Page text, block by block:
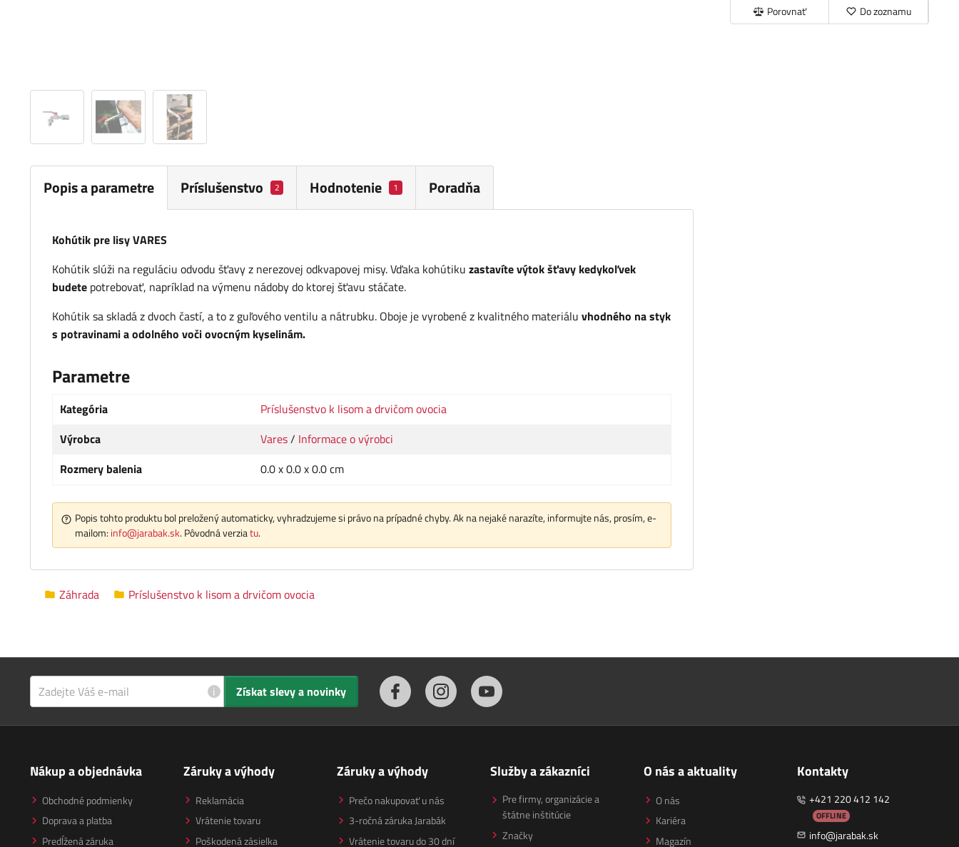
Porovnať Do zoznamu
Popis a parametre Príslušenstvo 2 Hodnotenie 1 Poradňa
Kohútik pre lisy VARES
Kohútik slúži na reguláciu odvodu šťavy z nerezovej odkvapovej misy. Vďaka kohútiku zastavíte výtok šťavy kedykoľvek
budete potrebovať, napríklad na výmenu nádoby do ktorej šťavu stáčate.
Kohútik sa skladá z dvoch častí, a to z guľového ventilu a nátrubku. Oboje je vyrobené z kvalitného materiálu vhodného na styk
s potravinami a odolného voči ovocným kyselinám.
Parametre
Kategória
Príslušenstvo k lisom a drvičom ovocia
Výrobca
Vares/ Informace o výrobci
Rozmery balenia
0.0 x 0.0 x 0.0 cm
Popis tohto produktu bol preložený automaticky, vyhradzujeme si právo na prípadné chyby. Ak na nejaké narazíte, informujte nás, prosím, e-
mailom: info@jarabak.sk. Pôvodná verziatu.
Záhrada Príslušenstvo k lisom a drvičom ovocia
i Získat slevy a novinky
Nákup a objednávka
Obchodné podmienky
Doprava a platba
Predĺžená záruka
Záruky a výhody
Reklamácia
Vrátenie tovaru
Poškodená zásielka
Záruky a výhody
Prečo nakupovať u nás
3-ročná záruka Jarabák
Vrátenie tovaru do 30 dní
Služby a zákazníci
Pre firmy, organizácie a
štátne inštitúcie
Značky
O nás a aktuality
O nás
Kariéra
Magazín
Kontakty
+421 220 412 142
OFFLINE
info@jarabak.sk